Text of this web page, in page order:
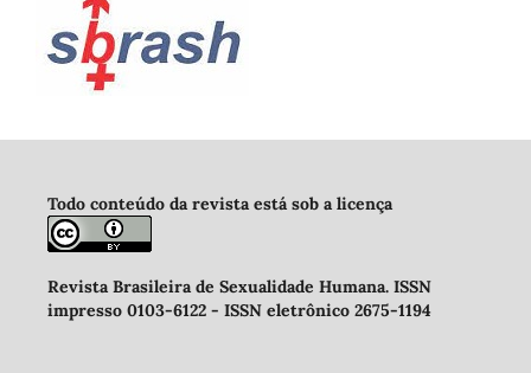
Todo conteúdo da revista está sob a licença
Revista Brasileira de Sexualidade Humana. ISSN
impresso 0103-6122 - ISSN eletrônico 2675-1194